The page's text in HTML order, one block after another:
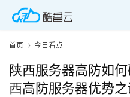
首页 今日看点
陕西服务器高防如
西高防服务器优势之